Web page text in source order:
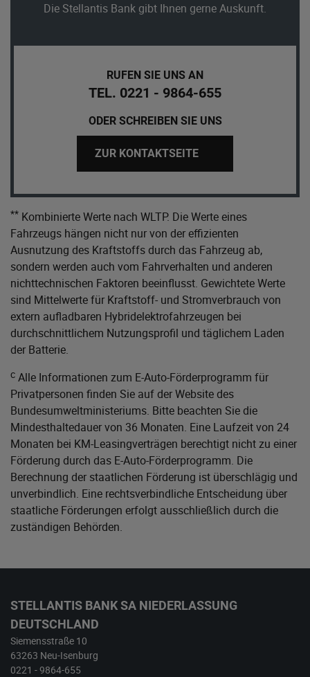
Die Stellantis Bank gibt Ihnen gerne Auskunft.
RUFEN SIE UNS AN
TEL. 0221 - 9864-655
ODER SCHREIBEN SIE UNS
ZUR KONTAKTSEITE
** Kombinierte Werte nach WLTP. Die Werte eines
Fahrzeugs hängen nicht nur von der effizienten
Ausnutzung des Kraftstoffs durch das Fahrzeug ab,
sondern werden auch vom Fahrverhalten und anderen
nichttechnischen Faktoren beeinflusst. Gewichtete Werte
sind Mittelwerte für Kraftstoff- und Stromverbrauch von
extern aufladbaren Hybridelektrofahrzeugen bei
durchschnittlichem Nutzungsprofil und täglichem Laden
der Batterie.
c Alle Informationen zum E-Auto-Förderprogramm für
Privatpersonen finden Sie auf der Website des
Bundesumweltministeriums. Bitte beachten Sie die
Mindesthaltedauer von 36 Monaten. Eine Laufzeit von 24
Monaten bei KM-Leasingverträgen berechtigt nicht zu einer
Förderung durch das E-Auto-Förderprogramm. Die
Berechnung der staatlichen Förderung ist überschlägig und
unverbindlich. Eine rechtsverbindliche Entscheidung über
staatliche Förderungen erfolgt ausschließlich durch die
zuständigen Behörden.
STELLANTIS BANK SA NIEDERLASSUNG
DEUTSCHLAND
Siemensstraße 10
63263 Neu-Isenburg
0221 - 9864-655